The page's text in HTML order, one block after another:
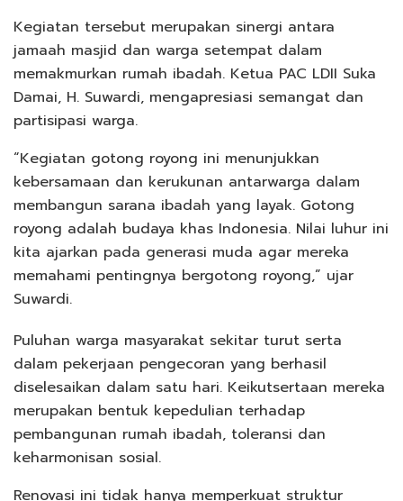
Kegiatan tersebut merupakan sinergi antara
jamaah masjid dan warga setempat dalam
memakmurkan rumah ibadah. Ketua PAC LDII Suka
Damai, H. Suwardi, mengapresiasi semangat dan
partisipasi warga.
“Kegiatan gotong royong ini menunjukkan
kebersamaan dan kerukunan antarwarga dalam
membangun sarana ibadah yang layak. Gotong
royong adalah budaya khas Indonesia. Nilai luhur ini
kita ajarkan pada generasi muda agar mereka
memahami pentingnya bergotong royong,” ujar
Suwardi.
Puluhan warga masyarakat sekitar turut serta
dalam pekerjaan pengecoran yang berhasil
diselesaikan dalam satu hari. Keikutsertaan mereka
merupakan bentuk kepedulian terhadap
pembangunan rumah ibadah, toleransi dan
keharmonisan sosial.
Renovasi ini tidak hanya memperkuat struktur